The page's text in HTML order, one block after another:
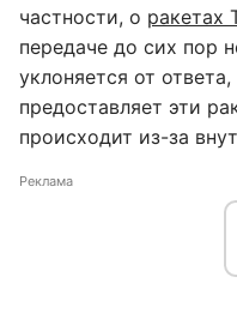
частности, о ракетах
передаче до сих пор
уклоняется от
предоставляет эти
происходит из-за
Реклама